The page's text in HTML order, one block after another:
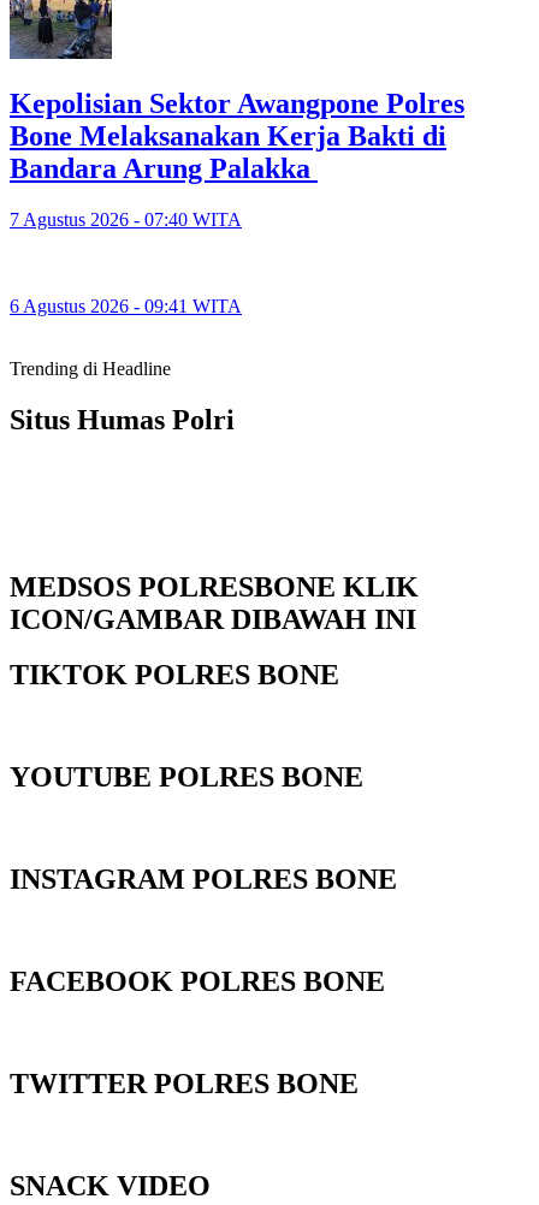
‎Kepolisian Sektor Awangpone Polres
Bone Melaksanakan Kerja Bakti di
Bandara Arung Palakka ‎
7 Agustus 2026 - 07:40 WITA
6 Agustus 2026 - 09:41 WITA
Trending di Headline
Situs Humas Polri
MEDSOS POLRESBONE KLIK
ICON/GAMBAR DIBAWAH INI
TIKTOK POLRES BONE
YOUTUBE POLRES BONE
INSTAGRAM POLRES BONE
FACEBOOK POLRES BONE
TWITTER POLRES BONE
SNACK VIDEO